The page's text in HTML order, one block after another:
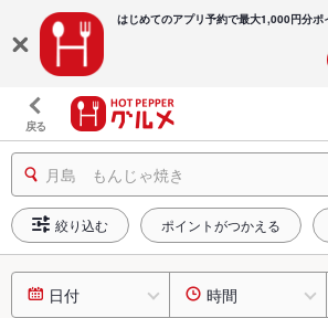
はじめてのアプリ予約で最大1,000円分ポ
戻る
月島 もんじゃ焼き
絞り込む ポイントがつかえる
日付 時間